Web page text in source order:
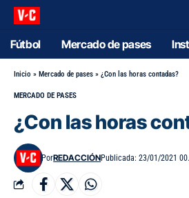
Fútbol Mercado de pases
Inicio » Mercado de pases » ¿Con las horas contadas?
MERCADO DE PASES
¿Con las horas
PorREDACCIÓNPublicada: 23/01/2021